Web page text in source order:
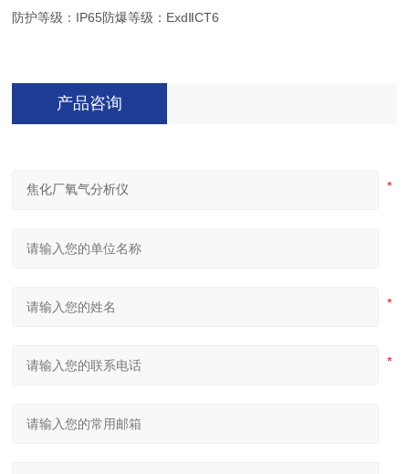
防护等级：IP65防爆等级：ExdⅡCT6
产品咨询